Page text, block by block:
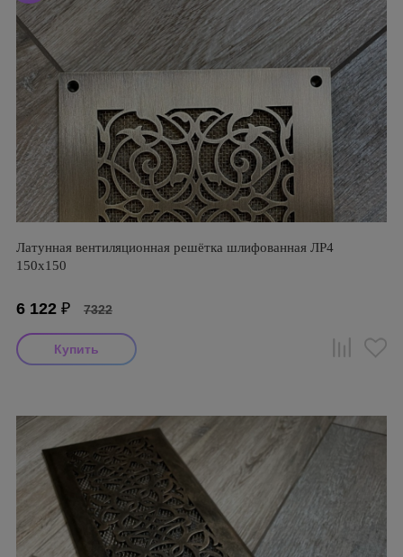
Латунная вентиляционная решётка шлифованная ЛР4
150х150
6 122 ₽ 7322